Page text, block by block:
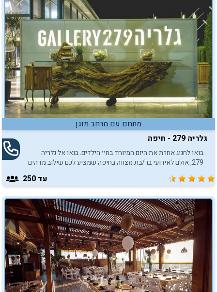
מתחם עם מרחב מוגן
גלריה 279 - חיפה
בואו לחגוג אחרת את היום המיוחד בחיי הילדים. בואו אל גלריה
279, אולם לאירועי בר/בת מצווה בחיפה שמציע לכם שילוב מדהים
של עיצובים וטעמים.
עד 250